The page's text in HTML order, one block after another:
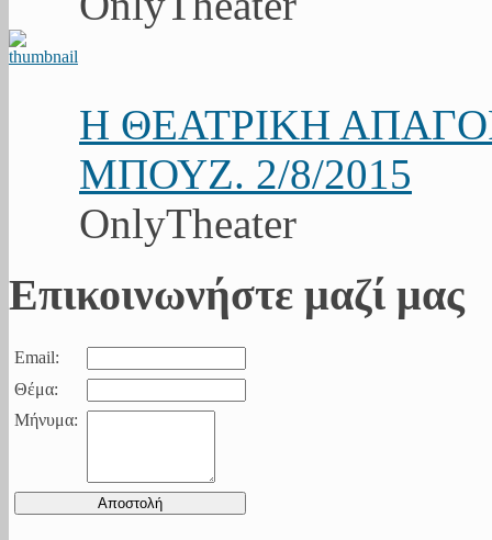
Η ΘΕΑΤΡΙΚΗ
ΜΠΟΥΖ. 2/8/2015
OnlyTheater
Επικοινωνήστε μαζί μας
Email:
Θέμα:
Μήνυμα: